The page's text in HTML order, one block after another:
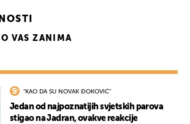
VAS ZANIMA
"KAO DA SU NOVAK ĐOKOVIĆ"
Jedan od najpoznatijih svjetskih parova
stigao na Jadran, ovakve reakcije
NOTIFIKACIJE